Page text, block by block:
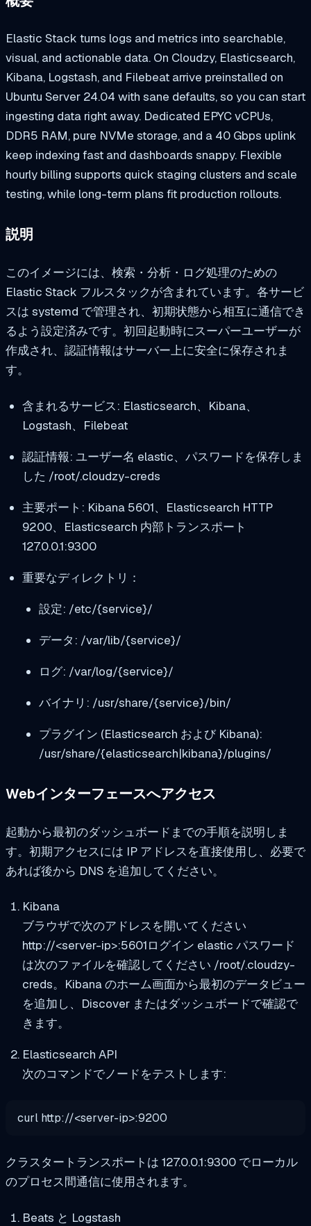
Elastic Stack turns logs and metrics into searchable,
visual, and actionable data. On Cloudzy, Elasticsearch,
Kibana, Logstash, and Filebeat arrive preinstalled on
Ubuntu Server 24.04 with sane defaults, so you can start
ingesting data right away. Dedicated EPYC vCPUs,
DDR5 RAM, pure NVMe storage, and a 40 Gbps uplink
keep indexing fast and dashboards snappy. Flexible
hourly billing supports quick staging clusters and scale
testing, while long-term plans fit production rollouts.
説明
このイメージには、検索・分析・ログ処理のための
Elastic Stack フルスタックが含まれています。各サービ
スは systemd で管理され、初期状態から相互に通信でき
るよう設定済みです。初回起動時にスーパーユーザーが
作成され、認証情報はサーバー上に安全に保存されま
す。
含まれるサービス: Elasticsearch、Kibana、
Logstash、Filebeat
認証情報: ユーザー名 elastic、パスワードを保存しま
した /root/.cloudzy-creds
主要ポート: Kibana 5601、Elasticsearch HTTP
9200、Elasticsearch 内部トランスポート
127.0.0.1:9300
重要なディレクトリ：
設定: /etc/{service}/
データ: /var/lib/{service}/
ログ: /var/log/{service}/
バイナリ: /usr/share/{service}/bin/
プラグイン (Elasticsearch および Kibana):
/usr/share/{elasticsearch|kibana}/plugins/
Webインターフェースへアクセス
起動から最初のダッシュボードまでの手順を説明しま
す。初期アクセスには IP アドレスを直接使用し、必要で
あれば後から DNS を追加してください。
Kibana
ブラウザで次のアドレスを開いてください
http://<server-ip>:5601ログイン elastic パスワード
は次のファイルを確認してください /root/.cloudzy-
creds。Kibana のホーム画面から最初のデータビュー
を追加し、Discover またはダッシュボードで確認で
きます。
Elasticsearch API
次のコマンドでノードをテストします:
curl http://<server-ip>:9200
クラスタートランスポートは 127.0.0.1:9300 でローカル
のプロセス間通信に使用されます。
Beats と Logstash